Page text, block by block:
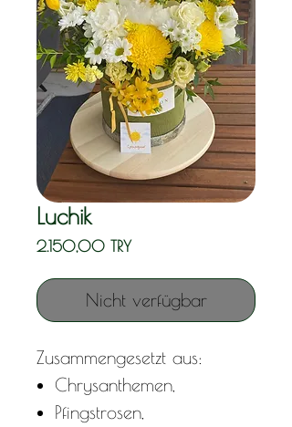
Luchik
2.150,00 TRYPreis
Nicht verfügbar
Zusammengesetzt aus:
Chrysanthemen,
Pfingstrosen,